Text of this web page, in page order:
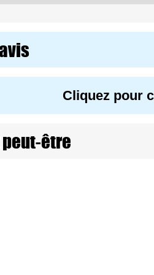
Cliquez pour
être